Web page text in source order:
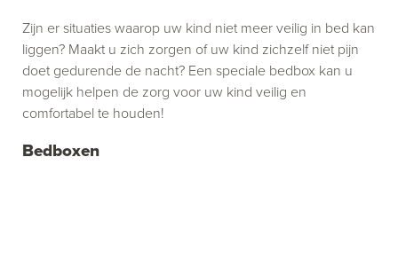
Bedboxen
Zijn er situaties waarop uw kind niet meer veilig in bed kan
liggen? Maakt u zich zorgen of uw kind zichzelf niet pijn
doet gedurende de nacht? Een speciale bedbox kan u
mogelijk helpen de zorg voor uw kind veilig en
comfortabel te houden!